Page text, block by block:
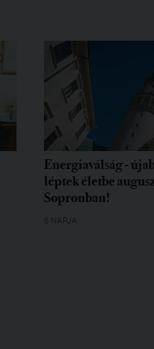
Energiaválság -
léptek életbe
Sopronban!
6 NAPJA